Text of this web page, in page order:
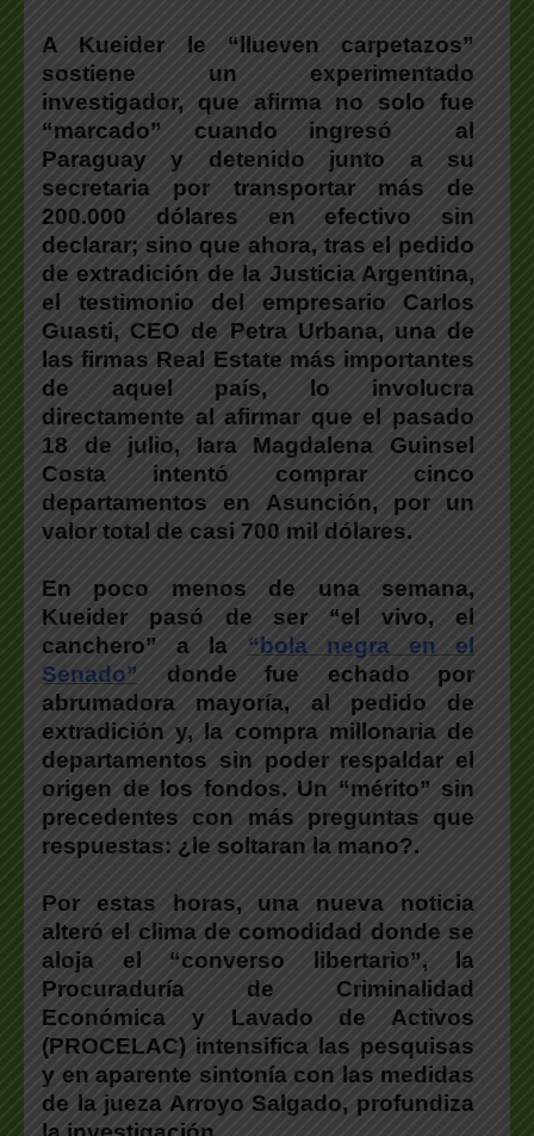
A Kueider le “llueven carpetazos”
sostiene un experimentado
investigador, que afirma no solo fue
“marcado” cuando ingresó al
Paraguay y detenido junto a su
secretaria por transportar más de
200.000 dólares en efectivo sin
declarar; sino que ahora, tras el pedido
de extradición de la Justicia Argentina,
el testimonio del empresario Carlos
Guasti, CEO de Petra Urbana, una de
las firmas Real Estate más importantes
de aquel país, lo involucra
directamente al afirmar que el pasado
18 de julio, Iara Magdalena Guinsel
Costa intentó comprar cinco
departamentos en Asunción, por un
valor total de casi 700 mil dólares.
En poco menos de una semana,
Kueider pasó de ser “el vivo, el
canchero” a la
“bola negra en el
Senado” donde fue echado por
abrumadora mayoría, al pedido de
extradición y, la compra millonaria de
departamentos sin poder respaldar el
origen de los fondos. Un “mérito” sin
precedentes con más preguntas que
respuestas: ¿le soltaran la mano?.
Por estas horas, una nueva noticia
alteró el clima de comodidad donde se
aloja el “converso libertario”, la
Procuraduría de Criminalidad
Económica y Lavado de Activos
(PROCELAC) intensifica las pesquisas
y en aparente sintonía con las medidas
de la jueza Arroyo Salgado, profundiza